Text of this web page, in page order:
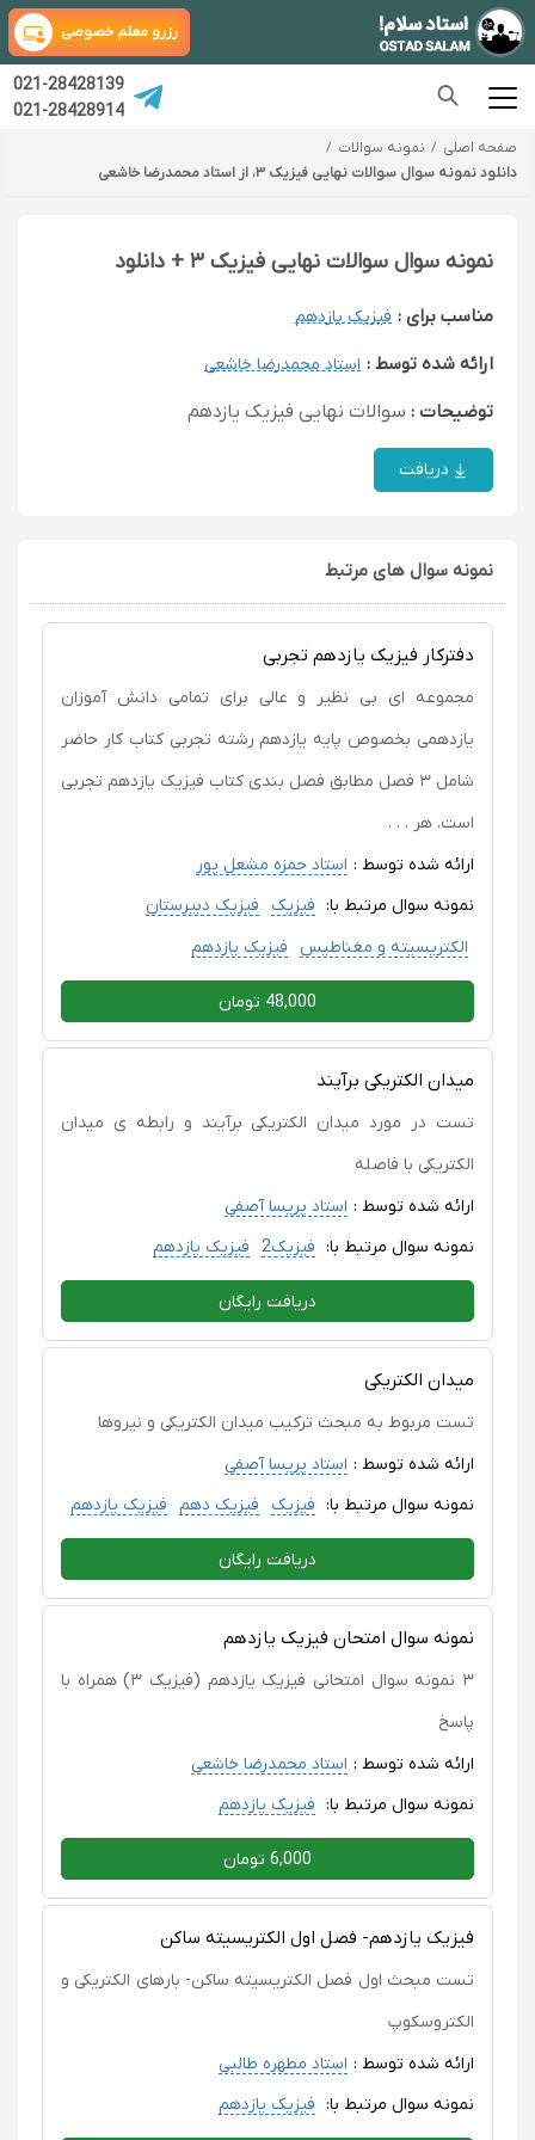
رزرو معلم خصوصی
021-28428139
021-28428914
صفحه اصلی
نمونه سوالات
دانلود نمونه سوال سوالات نهایی فیزیک ۳، از استاد محمدرضا خاشعی
نمونه سوال سوالات نهایی فیزیک ۳ + دانلود
مناسب برای : فیزیک یازدهم
ارائه شده توسط : استاد محمدرضا خاشعی
توضیحات : سوالات نهایی فیزیک یازدهم
دریافت
نمونه سوال های مرتبط
دفترکار فیزیک یازدهم تجربی
مجموعه ای بی نظیر و عالی برای تمامی دانش آموزان
یازدهمی بخصوص پایه یازدهم رشته تجربی کتاب کار حاضر
شامل ۳ فصل مطابق فصل بندی کتاب فیزیک یازدهم تجربی
است. هر . . .
ارائه شده توسط : استاد حمزه مشعل پور
نمونه سوال مرتبط با: فیزیک
فیزیک دبیرستان
الکتریسیته و مغناطیس
فیزیک یازدهم
48,000 تومان
میدان الکتریکی برآیند
تست در مورد میدان الکتریکی برآیند و رابطه ی میدان
الکتریکی با فاصله
ارائه شده توسط : استاد پریسا آصفی
نمونه سوال مرتبط با: فیزیک2 فیزیک یازدهم
دریافت رایگان
میدان الکتریکی
تست مربوط به مبحث ترکیب میدان الکتریکی و نیروها
ارائه شده توسط : استاد پریسا آصفی
نمونه سوال مرتبط با: فیزیک فیزیک دهم فیزیک یازدهم
دریافت رایگان
نمونه سوال امتحان فیزیک یازدهم
۳ نمونه سوال امتحانی فیزیک یازدهم (فیزیک ۳) همراه با
پاسخ
ارائه شده توسط : استاد محمدرضا خاشعی
نمونه سوال مرتبط با: فیزیک یازدهم
6,000 تومان
فیزیک یازدهم- فصل اول الکتریسیته ساکن
تست مبحث اول فصل الکتریسیته ساکن- بارهای الکتریکی و
الکتروسکوپ
ارائه شده توسط : استاد مطهره طالبی
نمونه سوال مرتبط با: فیزیک یازدهم